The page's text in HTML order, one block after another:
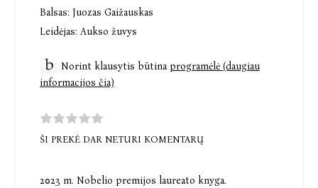
Balsas: Juozas Gaižauskas
Leidėjas: Aukso žuvys
Norint klausytis būtinaprogramėlė (daugiau
informacijos čia)
ŠI PREKĖ DAR NETURI KOMENTARŲ
2023 m. Nobelio premijos laureato knyga.